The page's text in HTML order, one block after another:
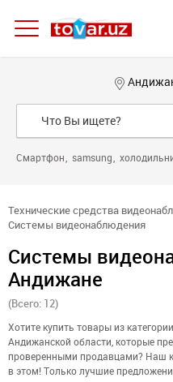
Смартфон samsung
Технические средства
Системы видеонаблюдения
Системы
Андижане
(Всего: 12)
Хотите купить товары из
Андижанской области, которые
проверенными продавцами? Наш
в этом! Только лучшие